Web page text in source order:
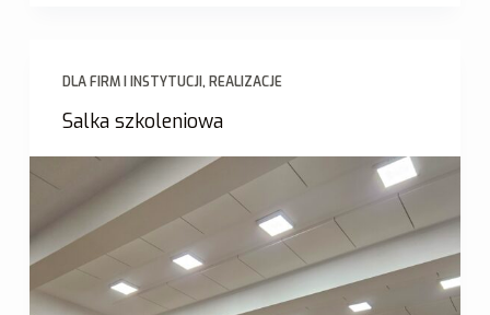
DLA FIRM I INSTYTUCJI, REALIZACJE
Salka szkoleniowa